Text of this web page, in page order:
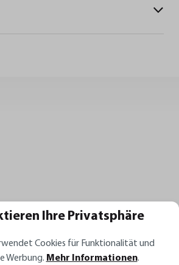
Alle Rezepte
Ihre Privatsphäre
Cookies für Funktionalität und
Werbung. Mehr Informationen.